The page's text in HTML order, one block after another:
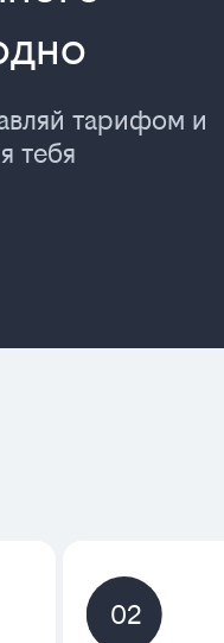
тарифом и
тебя
02